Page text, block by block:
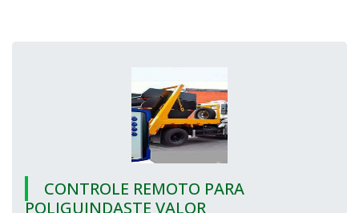
CONTROLE REMOTO PARA
POLIGUINDASTE VALOR